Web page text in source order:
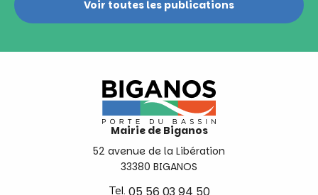
Voir toutes les publications
Mairie de Biganos
52 avenue de la Libération
33380 BIGANOS
Tel.